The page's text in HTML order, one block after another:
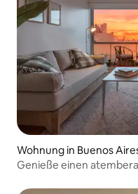
Wohnung in Buenos
Genieße einen